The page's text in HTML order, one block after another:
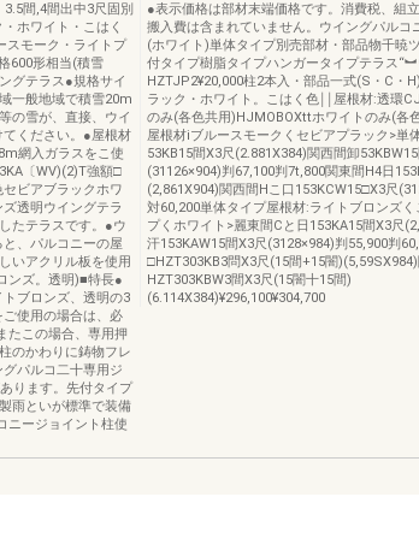
間,4間出中3尺固別
ホワイト・こはく
スモーク・ライトプ
600形相当(積雪
グテラス●規格サイ
一般地域で積雪20m
の雪が、直接、ウイ
ください。●屋根材
網入ガラスをこ使
〔WV)(2)T強額□
ビアブラックホワ
透明ウイングテラ
たテラスです。●ウ
、パルコニーの屋
いアクリル板を使用
ンズ。透明)■特長●
ブロンズ、透明の3
使用の場合は、必
たこの場合、専用押
のかわりに鋳物フレ
パルコ二十専用ジ
ります。先付タイプ
雨といが標準で装備
ニージョイント柱使
●表示価格は部材末端価格です。消費税、組
搬入費は含まれていません。ウイングパルコ
(ホワイト)単体タイプ別売部材・部品物千暁
付タイプ樹脂タイプハンガータイプテラス
HZTJP2¥20,000柱2本入・部品一式(S・C・
ラック・ホワイト。こはく色￨￨屋根材:透環
のみ(各色共用)HJMOBOXttホワイトのみ(各
屋根材iブルースモークくセビアプラック>単
53KB15間X3尺(2.881X384)関西間卸53KBW15
(31126×904)判67,100判7t,800関東間H4日
(2,861X904)関西間Hこ口153KCW15□X3尺
対60,200単体タイプ屋根材:ライトブロンズく
プくホワイト>麗東間Cと日153KA15間X3尺
汗153KAW15間X3尺(3128×984)判55,900判
□HZT303KB3問X3尺(15間+15闇
HZT303KBW3間X3尺(15闇十15間)
(6.114X384)¥296,100¥304,700